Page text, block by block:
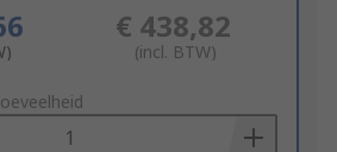
€ 438,82
(incl. BTW)